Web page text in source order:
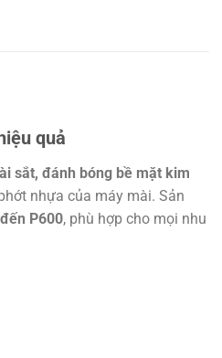
quả
sắt, đánh bóng bề mặt kim
nhựa của máy mài. Sản
P600, phù hợp cho mọi nhu